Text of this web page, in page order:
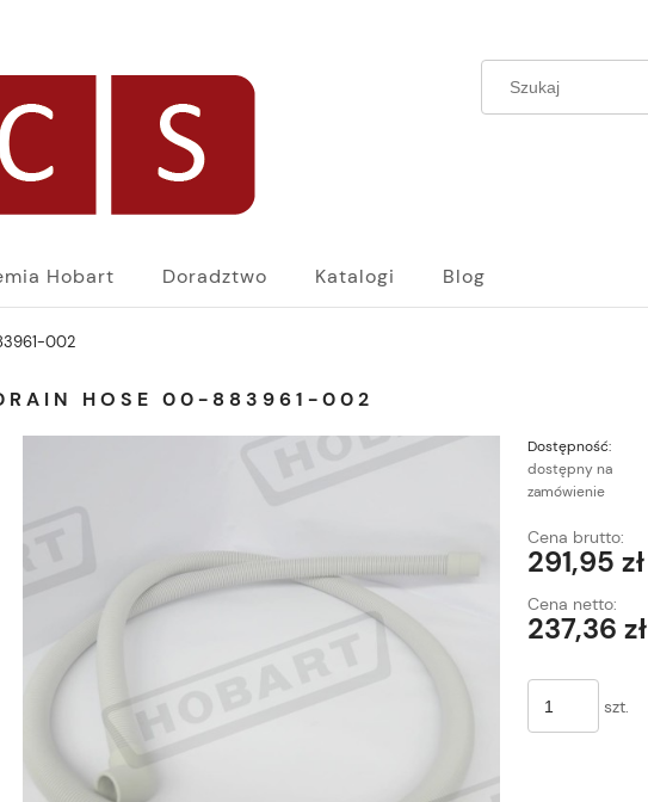
Hobart Doradztwo Katalogi Blog
002
HOSE 00-883961-002
Dostępność:
dostępny na
zamówienie
Cena brutto:
291,95 zł
Cena netto:
237,36 zł
szt.